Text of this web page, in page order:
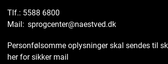
Tlf.: 5588 6800
Mail: sprogcenter@naestved.dk
Personfølsomme oplysninger skal sendes til
her for sikker mail